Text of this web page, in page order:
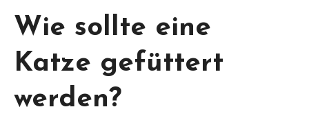
Wie sollte eine
Katze gefüttert
werden?